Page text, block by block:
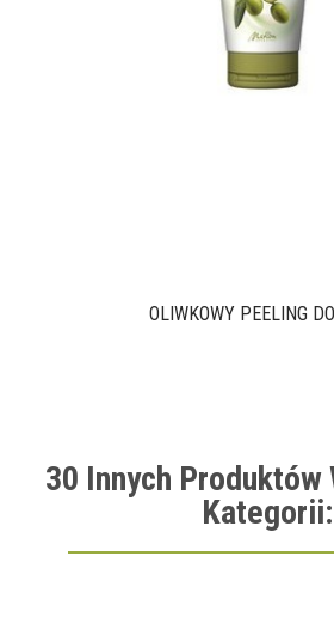
OLIWKOWY PEELING
30 Innych Produktów
Kategorii: